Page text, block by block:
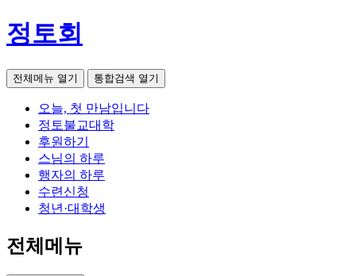
정토회
전체메뉴 열기 통합검색 열기
오늘, 첫 만남입니다
정토불교대학
후원하기
스님의 하루
행자의 하루
수련신청
청년·대학생
전체메뉴